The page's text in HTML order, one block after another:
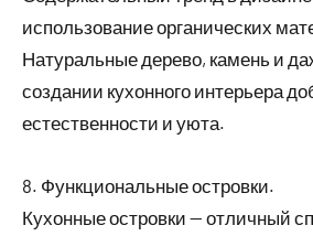
использование органических
Натуральные дерево, камень и
создании кухонного интерьера
естественности и уюта.
8. Функциональные островки.
Кухонные островки — отличный